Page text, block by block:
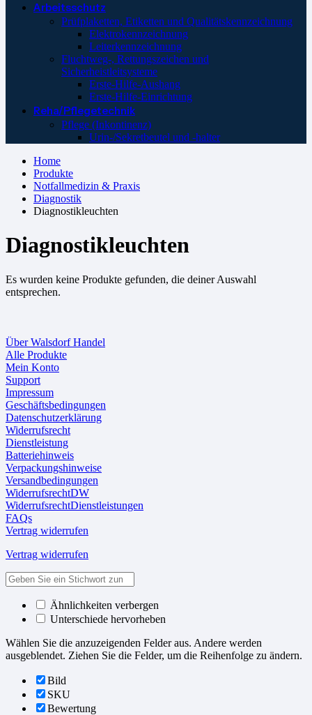
Arbeitsschutz
Prüfplaketten, Etiketten und Qualitätskennzeichnung
Elektrokennzeichnung
Leiterkennzeichnung
Fluchtweg-, Rettungszeichen und
Sicherheistleitsysteme
Erste-Hilfe-Aushang
Erste-Hilfe-Einrichtung
Reha/Pflegetechnik
Pflege (Inkontinenz)
Urin-/Sekretbeutel und -halter
Home
Produkte
Notfallmedizin & Praxis
Diagnostik
Diagnostikleuchten
Diagnostikleuchten
Es wurden keine Produkte gefunden, die deiner Auswahl
entsprechen.
Über Walsdorf Handel
Alle Produkte
Mein Konto
Support
Impressum
Geschäftsbedingungen
Datenschutzerklärung
Widerrufsrecht
Dienstleistung
Batteriehinweis
Verpackungshinweise
Versandbedingungen
WiderrufsrechtDW
WiderrufsrechtDienstleistungen
FAQs
Vertrag widerrufen
Vertrag widerrufen
Ähnlichkeiten verbergen
Unterschiede hervorheben
Wählen Sie die anzuzeigenden Felder aus. Andere werden
ausgeblendet. Ziehen Sie die Felder, um die Reihenfolge zu ändern.
Bild
SKU
Bewertung